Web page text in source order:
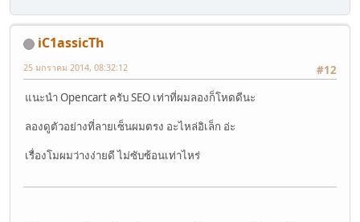
iC1assicTh
#12
25 มกราคม 2014, 08:32:12
แนะนำ Opencart ครับ SEO เท่าที่ผมลองก็โหดดีนะ
ลองดูตัวอย่างที่ลายเซ็นผมตรง อะไหล่อิเล็ก อ่ะ
เรื่องโมผมว่างง่ายดี ไม่ซับซ้อนเท่าไหร่